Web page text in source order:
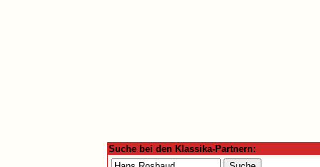
Suche bei den Klassika-Partnern: